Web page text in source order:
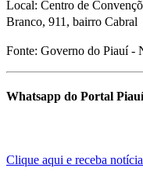
Local: Centro de
Branco, 911, bairro Cabral
Fonte: Governo do Piauí -
Whatsapp do Portal
Clique aqui e receba